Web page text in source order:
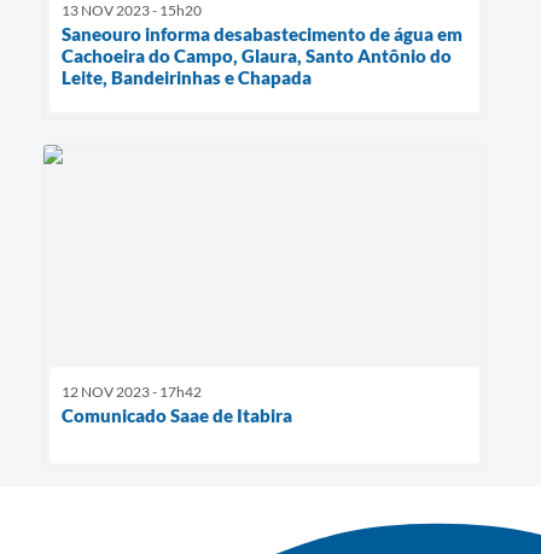
13 NOV 2023 - 15h20
Saneouro informa desabastecimento de água em
Cachoeira do Campo, Glaura, Santo Antônio do
Leite, Bandeirinhas e Chapada
12 NOV 2023 - 17h42
Comunicado Saae de Itabira